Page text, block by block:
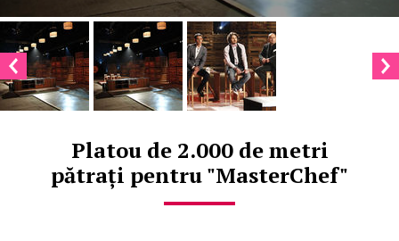
Platou de 2.000 de metri
pătrați pentru "MasterChef"